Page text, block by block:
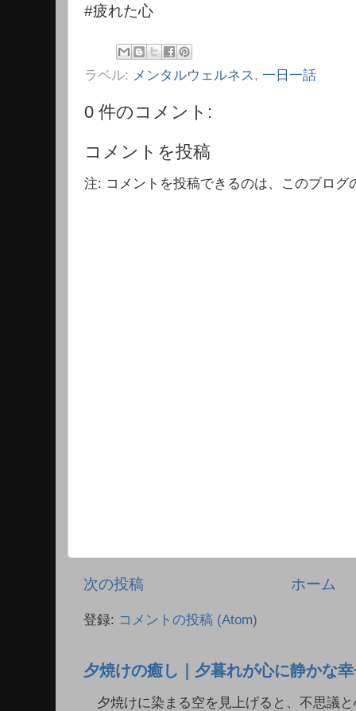
#疲れた心
ラベル: メンタルウェルネス, 一日一話
0 件のコメント:
コメントを投稿
注: コメントを投稿できるのは、このブログ
次の投稿 ホーム
登録: コメントの投稿 (Atom)
夕焼けの癒し｜夕暮れが心に静かな
夕焼けに染まる空を見上げると、不思議